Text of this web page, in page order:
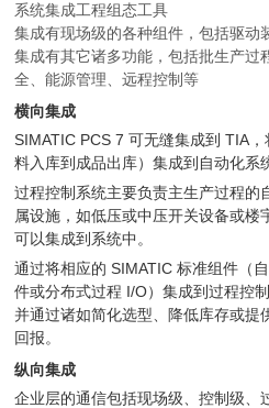
系统集成工程组态工具
集成有现场级的各种组件，包括驱动
集成有其它诸多功能，包括批生产过
全、能源管理、远程控制等
横向集成
SIMATIC PCS 7 可无缝集成到 TIA
料入库到成品出库）集成到自动化系
过程控制系统主要负责主生产过程的
属设施，如低压或中压开关设备或
可以集成到系统中。
通过将相应的 SIMATIC 标准组件（
件或分布式过程 I/O）集成到过程控
并通过诸如简化选型、降低库存或提
回报。
纵向集成
企业层的通信包括现场级、控制级、